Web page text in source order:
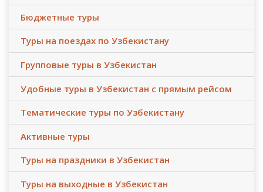
Бюджетные туры
Туры на поездах по Узбекистану
Групповые туры в Узбекистан
Удобные туры в Узбекистан с прямым рейсом
Тематические туры по Узбекистану
Активные туры
Туры на праздники в Узбекистан
Туры на выходные в Узбекистан